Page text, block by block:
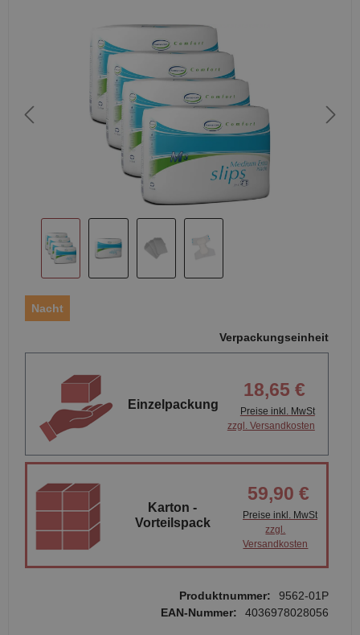
Nacht
Produktnummer:
9562-01P
EAN-Nummer:
4036978028056
Verpackungseinheit
Einzelpackung
18,65 €
Preise inkl. MwSt
zzgl. Versandkosten
Karton -
Vorteilspack
59,90 €
Preise inkl. MwSt
zzgl.
Versandkosten